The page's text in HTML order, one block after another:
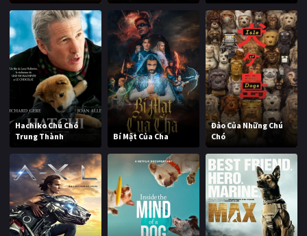
Hachiko Chú Chó
Trung Thành
Bí Mật Của Cha
Đảo Của Những Chú
Chó